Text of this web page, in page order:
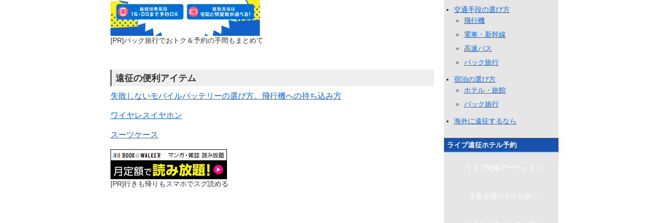
[PR]パック旅行でおトク＆予約の手間もまとめて
遠征の便利アイテム
失敗しないモバイルバッテリーの選び方。飛行機への持ち込み方
ワイヤレスイヤホン
スーツケース
[PR]行きも帰りもスマホでスグ読める
交通手段の選び方
飛行機
電車・新幹線
高速バス
パック旅行
宿泊の選び方
ホテル・旅館
パック旅行
海外に遠征するなら
ライブ遠征ホテル予約
ライブ開催アーティスト
主要会場のホテル探し